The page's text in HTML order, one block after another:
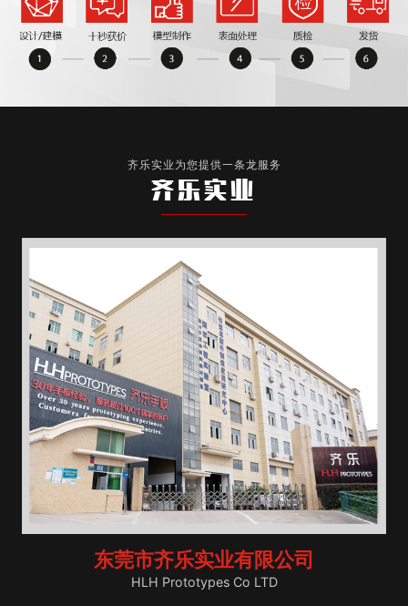
齐乐实业为您提供一条龙服务
齐乐实业
东莞市齐乐实业有限公司
HLH Prototypes Co LTD